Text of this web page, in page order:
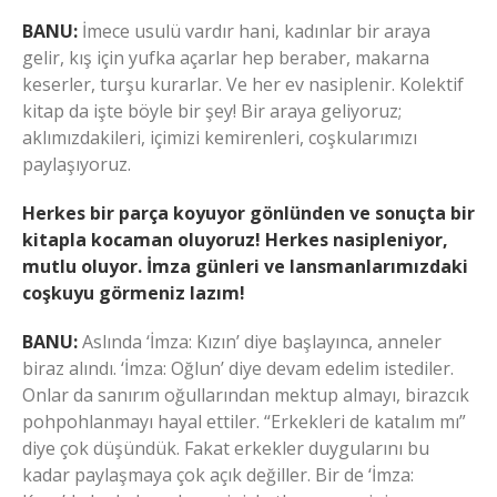
BANU: İmece usulü vardır hani, kadınlar bir araya
gelir, kış için yufka açarlar hep beraber, makarna
keserler, turşu kurarlar. Ve her ev nasiplenir. Kolektif
kitap da işte böyle bir şey! Bir araya geliyoruz;
aklımızdakileri, içimizi kemirenleri, coşkularımızı
paylaşıyoruz.
Herkes bir parça koyuyor gönlünden ve sonuçta bir
kitapla kocaman oluyoruz! Herkes nasipleniyor,
mutlu oluyor. İmza günleri ve lansmanlarımızdaki
coşkuyu görmeniz lazım!
BANU:Aslında ‘İmza: Kızın’ diye başlayınca, anneler
biraz alındı. ‘İmza: Oğlun’ diye devam edelim istediler.
Onlar da sanırım oğullarından mektup almayı, birazcık
pohpohlanmayı hayal ettiler. “Erkekleri de katalım mı”
diye çok düşündük. Fakat erkekler duygularını bu
kadar paylaşmaya çok açık değiller. Bir de ‘İmza: